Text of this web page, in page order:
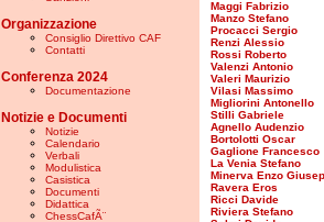
Organizzazione
Consiglio Direttivo CAF
Contatti
Conferenza 2024
Documentazione
Notizie e Documenti
Notizie
Calendario
Verbali
Modulistica
Casistica
Documenti
Didattica
ChessCafÃ¨
Maggi Fabrizio
Manzo Stefano
Procacci Sergio
Renzi Alessio
Rossi Roberto
Valenzi Antonio
Valeri Maurizio
Vilasi Massimo
Migliorini Antonello
Stilli Gabriele
Agnello Audenzio
Bortolotti Oscar
Gaglione Francesco
La Venia Stefano
Minerva Enzo
Ravera Eros
Ricci Davide
Riviera Stefano